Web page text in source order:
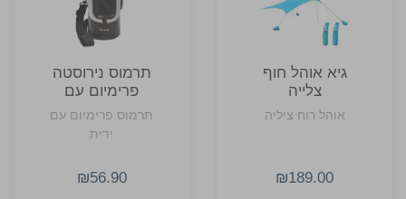
גיא אוהל חוף
צלייה
אוהל רוח ציליה
₪189.00
תרמוס נירוסטה
פרימיום עם
ידית ורצועה
תרמוס פרימיום עם
ידית
₪56.90